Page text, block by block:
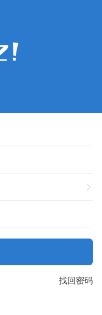
找回密码